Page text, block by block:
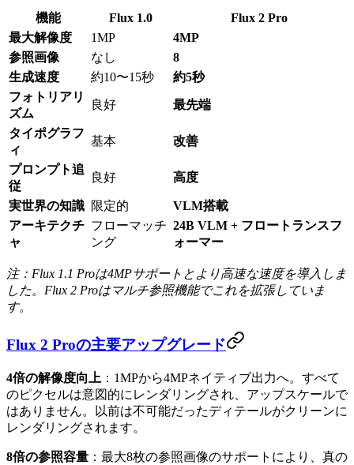
機能 Flux 1.0
Flux 2 Pro
最大解像度
1MP
4MP
参照画像
なし
8
生成速度
約10〜15秒
約5秒
フォトリアリ
ズム
良好 最先端
タイポグラフ
ィ
基本 改善
プロンプト追
従
良好 高度
実世界の知識 限定的
VLM搭載
アーキテクチ
ャ
フローマッチ
ング
24B VLM + フロートランスフ
ォーマー
注：Flux 1.1 Proは4MPサポートとより高速な速度を導入しま
した。Flux 2 Proはマルチ参照機能でこれを拡張していま
す。
Flux 2 Proの主要アップグレード
4倍の解像度向上 ：1MPから4MPネイティブ出力へ。すべて
のピクセルは意図的にレンダリングされ、アップスケールで
はありません。以前は不可能だったディテールがクリーンに
レンダリングされます。
8倍の参照容量 ：最大8枚の参照画像のサポートにより、真の